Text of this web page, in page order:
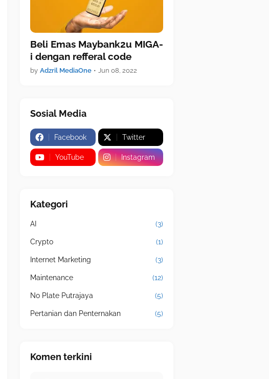
Beli Emas Maybank2u MIGA-
i dengan refferal code
by Adzril MediaOne • Jun 08, 2022
Sosial Media
Facebook Twitter
YouTube Instagram
Kategori
AI (3)
Crypto (1)
Internet Marketing (3)
Maintenance (12)
No Plate Putrajaya (5)
Pertanian dan Penternakan (5)
Komen terkini